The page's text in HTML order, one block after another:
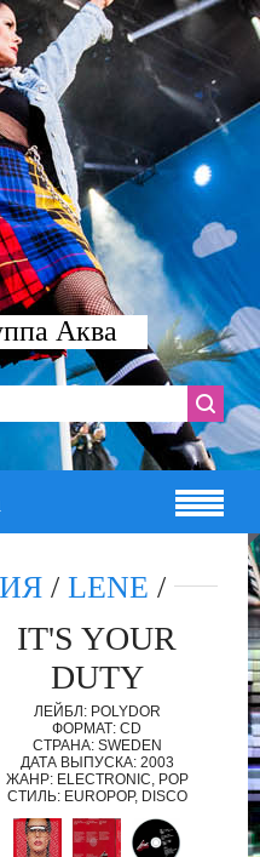
Аква
/ LENE /
IT'S YOUR
DUTY
ЛЕЙБЛ: POLYDOR
ФОРМАТ: CD
СТРАНА: SWEDEN
ДАТА ВЫПУСКА: 2003
ЖАНР: ELECTRONIC, POP
СТИЛЬ: EUROPOP, DISCO